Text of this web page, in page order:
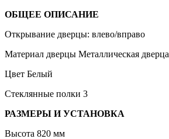
ОБЩЕЕ ОПИСАНИЕ
Открывание дверцы: влево/вправо
Материал дверцы Металлическая дверца
Цвет Белый
Стеклянные полки 3
РАЗМЕРЫ И УСТАНОВКА
Высота 820 мм